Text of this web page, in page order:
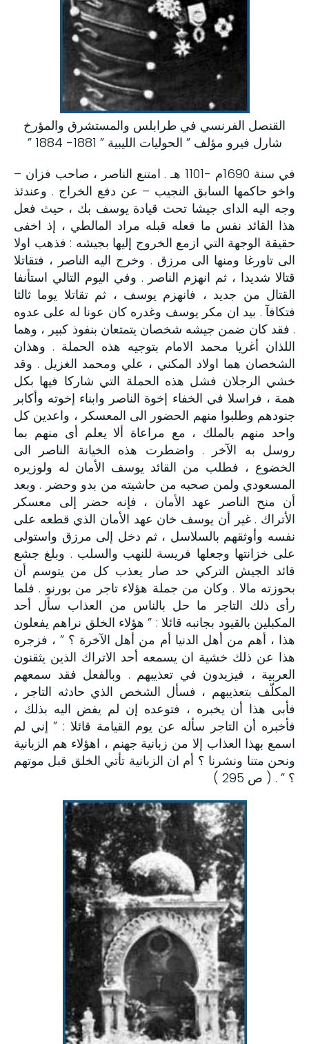
القنصل الفرنسي في طرابلس والمستشرق والمؤرخ
شارل فيرو مؤلف ” الحوليات الليبية ” 1881- 1884 ”
في سنة 1690م -1101 هـ . امتنع الناصر ، صاحب فزان –
واخو حاكمها السابق النجيب – عن دفع الخراج . وعندئذ
وجه اليه الداى جيشا تحت قيادة يوسف بك ، حيث فعل
هذا القائد نفس ما فعله قبله مراد المالطي ، إذ اخفى
حقيقة الوجهة التي ازمع الخروج إليها بجيشه : فذهب اولا
الى تاورغا ومنها الى مرزق . وخرج اليه الناصر ، فتقاتلا
قتالا شديدا ، ثم انهزم الناصر . وفي اليوم التالي استأنفا
القتال من جديد ، فانهزم يوسف ، ثم تقاتلا يوما ثالثا
فتكافآ . بيد ان مكر يوسف وغدره كان عونا له على عدوه
. فقد كان ضمن جيشه شخصان يتمتعان بنفوذ كبير ، وهما
اللذان أغريا محمد الامام بتوجيه هذه الحملة . وهذان
الشخصان هما اولاد المكني ، علي ومحمد الغزيل . وقد
خشي الرجلان فشل هذه الحملة التي شاركا فيها بكل
همة ، فراسلا في الخفاء إخوة الناصر وابناء إخوته وأكابر
جنودهم وطلبوا منهم الحضور الى المعسكر ، واعدين كل
واحد منهم بالملك ، مع مراعاة ألا يعلم أى منهم بما
روسل به الآخر . واضطرت هذه الخيانة الناصر الى
الخضوع ، فطلب من القائد يوسف الأمان له ولوزيره
المسعودي ولمن صحبه من حاشيته من بدو وحضر . وبعد
أن منح الناصر عهد الأمان ، فإنه حضر إلى معسكر
الأتراك . غير أن يوسف خان عهد الأمان الذي قطعه على
نفسه وأوثقهم بالسلاسل ، ثم دخل إلى مرزق واستولى
على خزانتها وجعلها فريسة للنهب والسلب . وبلغ جشع
قائد الجيش التركي حد صار يعذب كل من يتوسم أن
بحوزته مالا . وكان من جملة هؤلاء تاجر من بورنو . فلما
رأى ذلك التاجر ما حل بالناس من العذاب سأل أحد
المكبلين بالقيود بجانبه قائلا : ” هؤلاء الخلق نراهم يفعلون
هذا ، أهم من أهل الدنيا أم من أهل الآخرة ؟ ” ، فزجره
هذا عن ذلك خشية ان يسمعه أحد الاتراك الذين يثقنون
العربية ، فيزيدون في تعذيبهم . وبالفعل فقد سمعهم
المكلّف بتعذيبهم ، فسأل الشخص الذي حادثه التاجر ،
فأبى هذا أن يخبره ، فتوعده إن لم يفض اليه بذلك ،
فأخبره أن التاجر سأله عن يوم القيامة قائلا : ” إني لم
اسمع بهذا العذاب إلا من زبانية جهنم ، اهؤلاء هم الزبانية
ونحن متنا ونشرنا ؟ أم ان الزبانية تأتي الخلق قبل موتهم
؟ ” . ( ص 295 )